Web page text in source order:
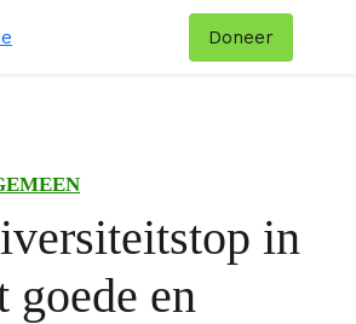
Doneer
in
goede en